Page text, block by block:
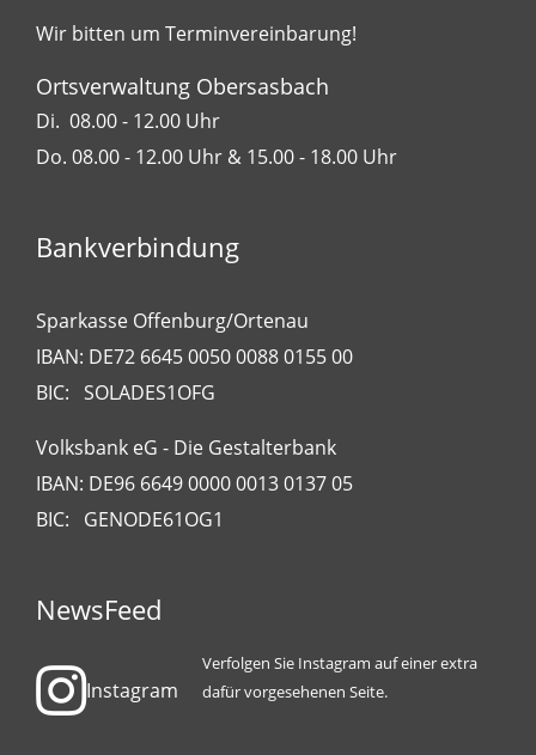
Wir bitten um Terminvereinbarung!
Ortsverwaltung Obersasbach
Di. 08.00 - 12.00 Uhr
Do. 08.00 - 12.00 Uhr & 15.00 - 18.00 Uhr
Bankverbindung
Sparkasse Offenburg/Ortenau
IBAN: DE72 6645 0050 0088 0155 00
BIC: SOLADES1OFG
Volksbank eG - Die Gestalterbank
IBAN: DE96 6649 0000 0013 0137 05
BIC: GENODE61OG1
NewsFeed
Instagram
Verfolgen Sie Instagram auf einer extra
dafür vorgesehenen Seite.